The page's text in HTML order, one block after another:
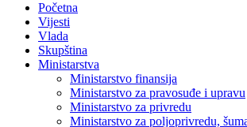
Početna
Vijesti
Vlada
Skupština
Ministarstva
Ministarstvo finansija
Ministarstvo za pravosuđe i upravu
Ministarstvo za privredu
Ministarstvo za poljoprivredu,